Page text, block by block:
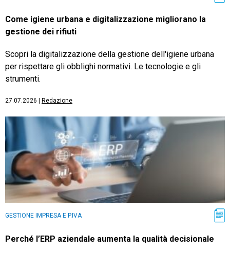
Come igiene urbana e digitalizzazione migliorano la
gestione dei rifiuti
Scopri la digitalizzazione della gestione dell'igiene urbana
per rispettare gli obblighi normativi. Le tecnologie e gli
strumenti.
27.07.2026 Redazione
GESTIONE IMPRESA E P.IVA
Perché l’ERP aziendale aumenta la qualità decisionale